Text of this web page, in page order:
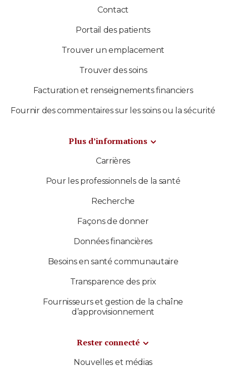
Contact
Portail des patients
Trouver un emplacement
Trouver des soins
Facturation et renseignements financiers
Fournir des commentaires sur les soins ou la sécurité
Plus d’informations
Carrières
Pour les professionnels de la santé
Recherche
Façons de donner
Données financières
Besoins en santé communautaire
Transparence des prix
Fournisseurs et gestion de la chaîne
d’approvisionnement
Rester connecté
Nouvelles et médias